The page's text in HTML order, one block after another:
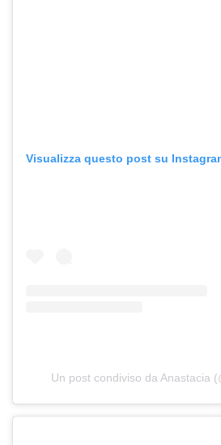
Visualizza questo post su
Un post condiviso da Anastacia